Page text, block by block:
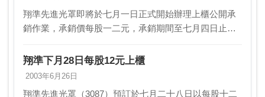
翔準先進光罩即將於七月一日正式開始辦理上櫃公開承
銷作業，承銷價每股一二元，承銷期間至七月四日止，
該公司今年總營收將達一八億元，將較去年成長約一
○％，稅…
翔準下月28日每股12元上櫃
2003年6月26日
翔準先進光罩（3087）預訂於七月二十八日以每股十二